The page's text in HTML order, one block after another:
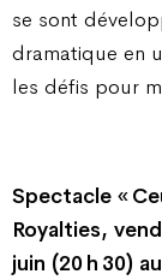
se sont
dramatique en
les défis pour
Spectacle «
Royalties,
juin (20 h 30)